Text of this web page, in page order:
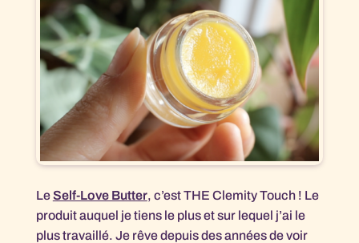
LeSelf-Love Butter, c’est THE Clemity Touch ! Le
produit auquel je tiens le plus et sur lequel j’ai le
plus travaillé. Je rêve depuis des années de voir